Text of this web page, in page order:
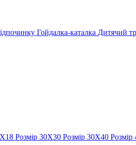
Гойдалка-каталка Дитячий
Розмір 30Х30 Розмір 30Х40